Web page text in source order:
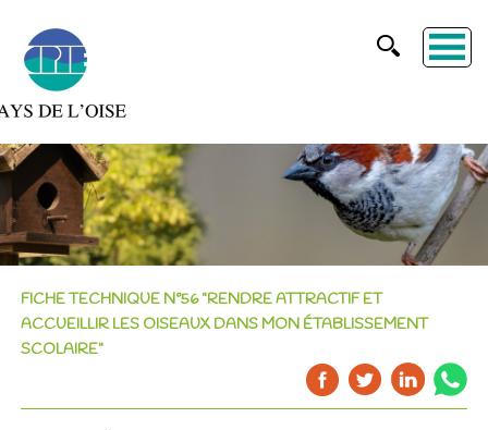
FICHE TECHNIQUE N°56 "RENDRE ATTRACTIF ET
ACCUEILLIR LES OISEAUX DANS MON ÉTABLISSEMENT
SCOLAIRE"